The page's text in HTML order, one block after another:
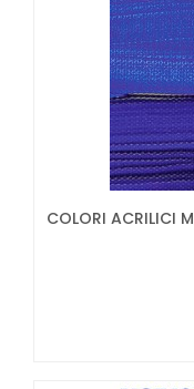
COLORI ACRILICI